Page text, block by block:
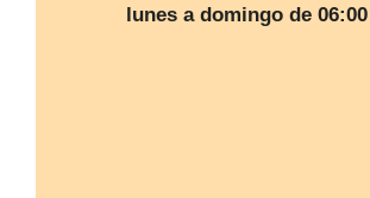
lunes a domingo de